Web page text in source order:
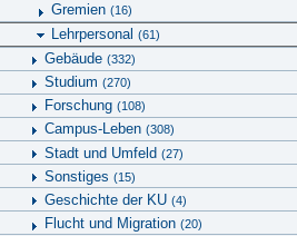
Gremien (16)
Lehrpersonal (61)
Gebäude (332)
Studium (270)
Forschung (108)
Campus-Leben (308)
Stadt und Umfeld (27)
Sonstiges (15)
Geschichte der KU (4)
Flucht und Migration (20)